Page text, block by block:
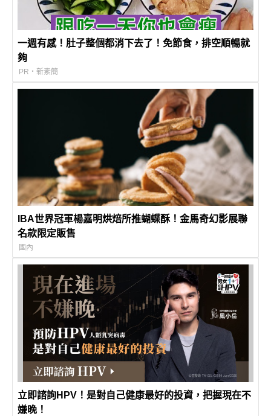
一週有感！肚子整個都消下去了！免節食，排空順暢就
夠
PR・新素簡
IBA世界冠軍楊嘉明烘焙所推蝴蝶酥！金馬奇幻影展聯
名款限定販售
國內
立即諮詢HPV！是對自己健康最好的投資，把握現在不
嫌晚！